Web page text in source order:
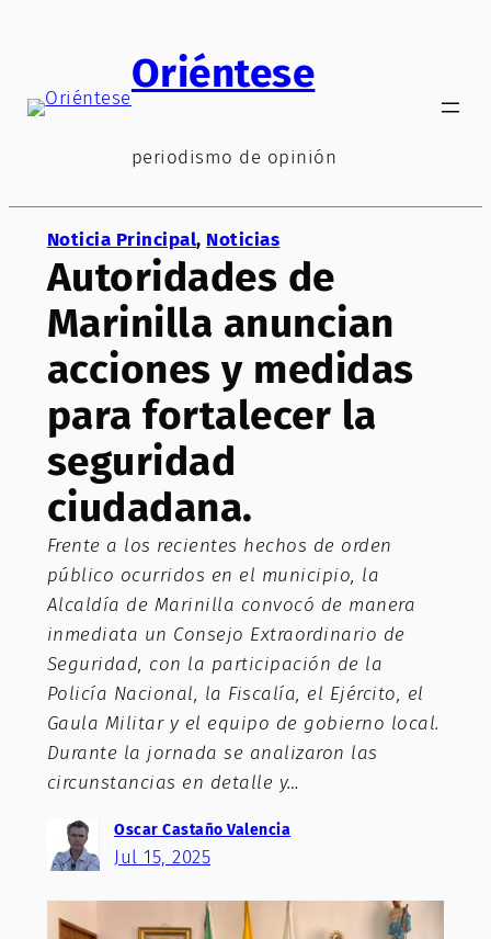
Oriéntese
periodismo de opinión
Noticia Principal, Noticias
Autoridades de
Marinilla anuncian
acciones y medidas
para fortalecer la
seguridad
ciudadana.
Frente a los recientes hechos de orden
público ocurridos en el municipio, la
Alcaldía de Marinilla convocó de manera
inmediata un Consejo Extraordinario de
Seguridad, con la participación de la
Policía Nacional, la Fiscalía, el Ejército, el
Gaula Militar y el equipo de gobierno local.
Durante la jornada se analizaron las
circunstancias en detalle y…
Oscar Castaño Valencia
Jul 15, 2025